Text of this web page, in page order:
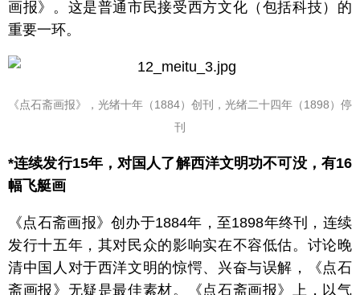
画报》。这是普通市民接受西方文化（包括科技）的
重要一环。
《点石斋画报》，光绪十年（1884）创刊，光绪二十四年（1898）停
刊
*连续发行15年，对国人了解西洋文明功不可没，有16
幅飞艇画
《点石斋画报》创办于1884年，至1898年终刊，连续
发行十五年，其对民众的影响实在不容低估。讨论晚
清中国人对于西洋文明的惊愕、兴奋与误解，《点石
斋画报》无疑是最佳素材。《点石斋画报》上，以气